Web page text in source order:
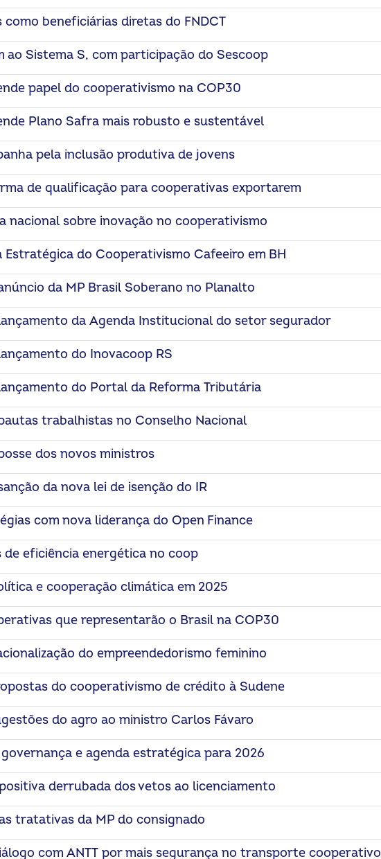
beneficiárias diretas do FNDCT
ao Sistema S, com participação do Sescoop
papel do cooperativismo na COP30
Plano Safra mais robusto e sustentável
pela inclusão produtiva de jovens
de qualificação para cooperativas exportarem
nacional sobre inovação no cooperativismo
Estratégica do Cooperativismo Cafeeiro em BH
da MP Brasil Soberano no Planalto
da Agenda Institucional do setor segurador
do Inovacoop RS
do Portal da Reforma Tributária
trabalhistas no Conselho Nacional
dos novos ministros
da nova lei de isenção do IR
com nova liderança do Open Finance
de eficiência energética no coop
e cooperação climática em 2025
que representarão o Brasil na COP30
do empreendedorismo feminino
do cooperativismo de crédito à Sudene
do agro ao ministro Carlos Fávaro
e agenda estratégica para 2026
derrubada dos vetos ao licenciamento
tratativas da MP do consignado
com ANTT por mais segurança no transporte cooperativo